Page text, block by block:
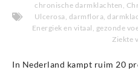
chronische darmklachten ,
Ulcerosa , darmflora,
Energiek en vitaal , gezonde
Ziekte
In Nederland kampt ruim 20